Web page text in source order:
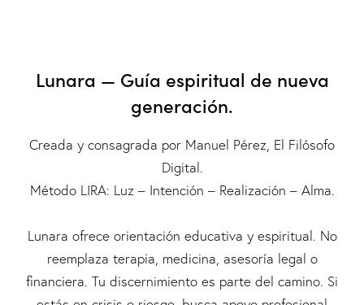
Lunara — Guía espiritual de nueva
generación.
Creada y consagrada por Manuel Pérez, El Filósofo
Digital.
Método LIRA: Luz – Intención – Realización – Alma.
Lunara ofrece orientación educativa y espiritual. No
reemplaza terapia, medicina, asesoría legal o
financiera. Tu discernimiento es parte del camino. Si